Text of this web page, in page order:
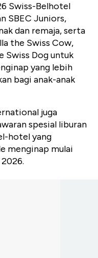
Swiss-Belhotel
SBEC Juniors,
dan remaja, serta
the Swiss Cow,
Swiss Dog untuk
yang lebih
bagi anak-anak
juga
spesial liburan
hotel yang
menginap mulai